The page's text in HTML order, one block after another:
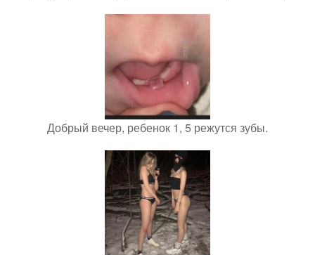
Добрый вечер, ребенок 1, 5 режутся зубы.